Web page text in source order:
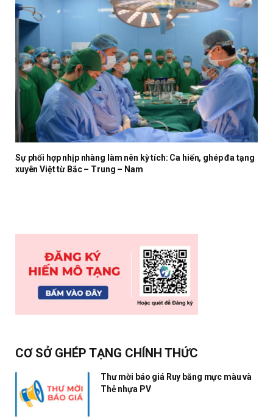
Sự phối hợp nhịp nhàng làm nên kỳ tích: Ca hiến, ghép đa tạng
xuyên Việt từ Bắc – Trung – Nam
CƠ SỞ GHÉP TẠNG CHÍNH THỨC
Thư mời báo giá Ruy băng mực màu và
Thẻ nhựa PV